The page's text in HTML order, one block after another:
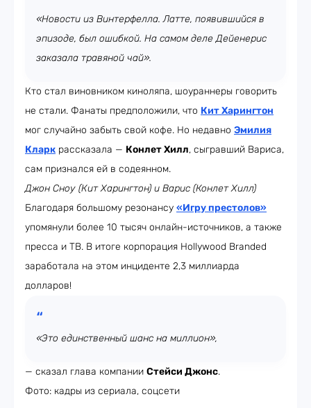
«Новости из Винтерфелла. Латте, появившийся в
эпизоде, был ошибкой. На самом деле Дейенерис
заказала травяной чай».
Кто стал виновником киноляпа, шоураннеры говорить
не стали. Фанаты предположили, что Кит Харингтон
мог случайно забыть свой кофе. Но недавно Эмилия
Кларк рассказала — Конлет Хилл, сыгравший Вариса,
сам признался ей в содеянном.
Джон Сноу (Кит Харингтон) и Варис (Конлет Хилл)
Благодаря большому резонансу «Игру престолов»
упомянули более 10 тысяч онлайн-источников, а также
пресса и ТВ. В итоге корпорация Hollywood Branded
заработала на этом инциденте 2,3 миллиарда
долларов!
«Это единственный шанс на миллион»,
— сказал глава компании Стейси Джонс.
Фото: кадры из сериала, соцсети